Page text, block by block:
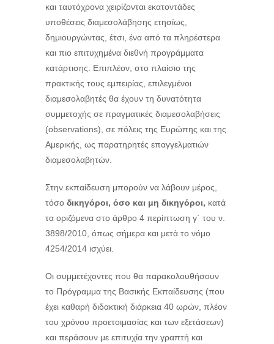
και ταυτόχρονα χειρίζονται εκατοντάδες
υποθέσεις διαμεσολάβησης ετησίως,
δημιουργώντας, έτσι, ένα από τα πληρέστερα
και πιο επιτυχημένα διεθνή προγράμματα
κατάρτισης. Επιπλέον, στο πλαίσιο της
πρακτικής τους εμπειρίας, επιλεγμένοι
διαμεσολαβητές θα έχουν τη δυνατότητα
συμμετοχής σε πραγματικές διαμεσολαβήσεις
(observations), σε πόλεις της Ευρώπης και της
Αμερικής, ως παρατηρητές επαγγελματιών
διαμεσολαβητών.
Στην εκπαίδευση μπορούν να λάβουν μέρος,
τόσο δικηγόροι, όσο και μη δικηγόροι, κατά
τα οριζόμενα στο άρθρο 4 περίπτωση γ΄ του ν.
3898/2010, όπως σήμερα και μετά το νόμο
4254/2014 ισχύει.
Οι συμμετέχοντες που θα παρακολουθήσουν
το Πρόγραμμα της Βασικής Εκπαίδευσης (που
έχει καθαρή διδακτική διάρκεια 40 ωρών, πλέον
του χρόνου προετοιμασίας και των εξετάσεων)
και περάσουν με επιτυχία την γραπτή και